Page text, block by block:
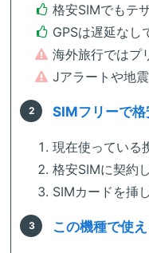
格安SIMでもテ
GPSは遅延なし
海外旅行ではプ
Jアラートや地
SIMフリーで格
現在使っている
格安SIMに契約
SIMカードを挿
この機種で使